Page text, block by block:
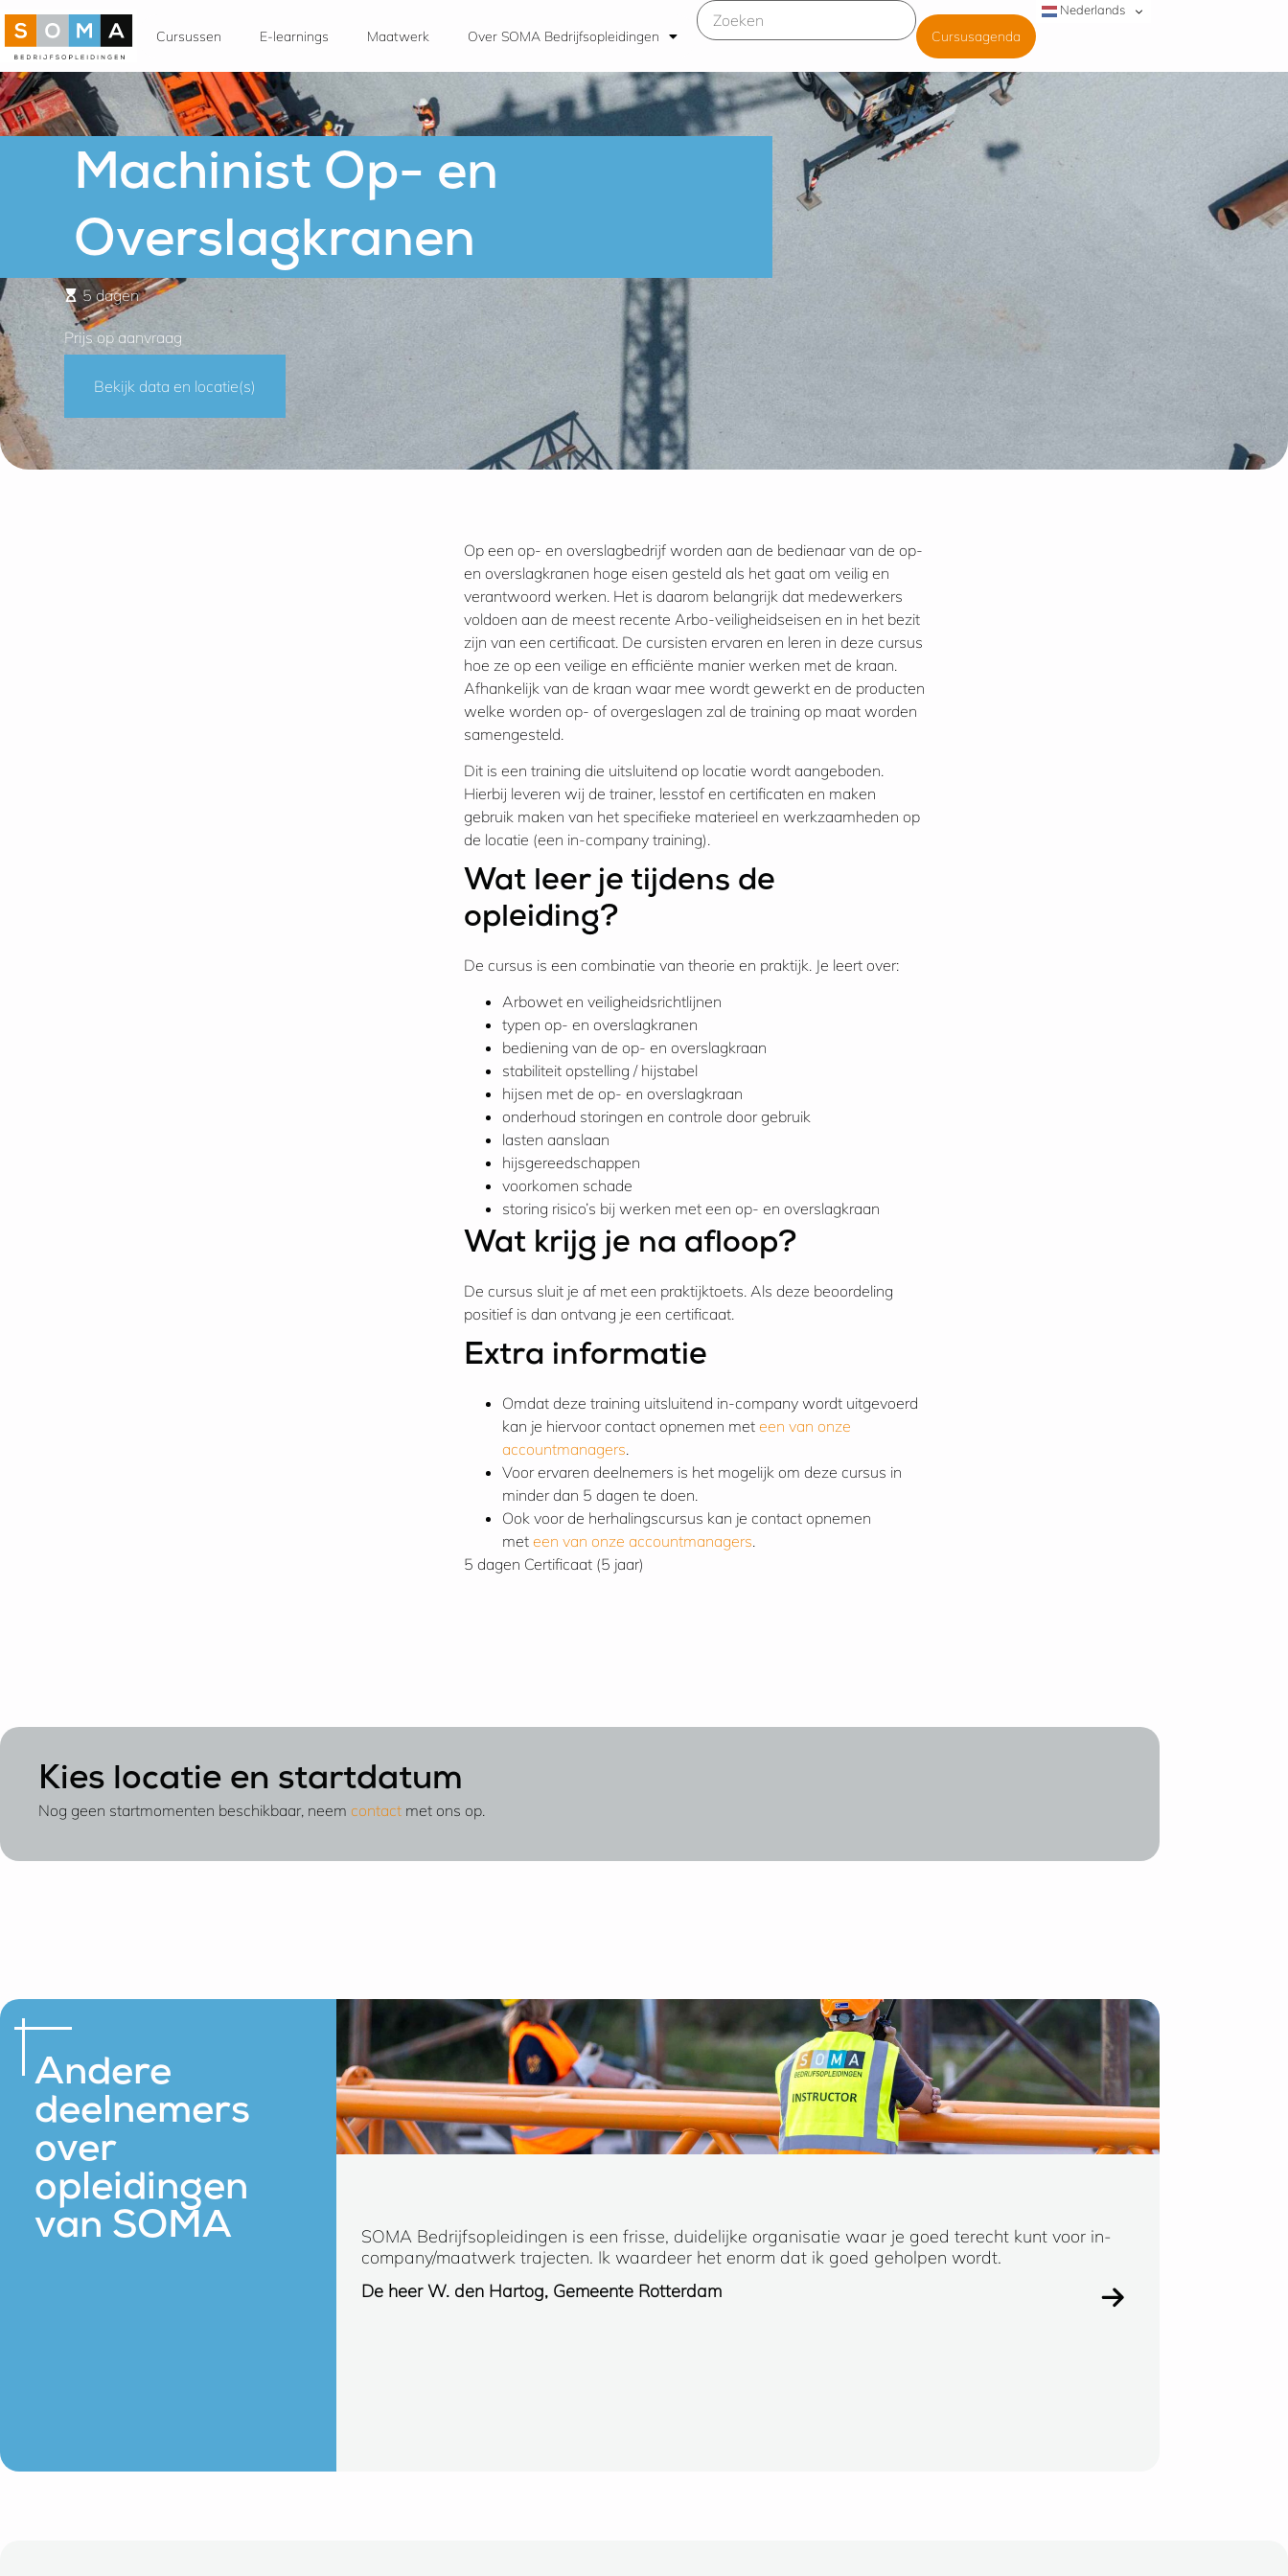
Cursussen E-learnings Maatwerk Over SOMA Bedrijfsopleidingen Cursusagenda
Nederlands
Machinist Op- en
Overslagkranen
5 dagen
Prijs op aanvraag
Bekijk data en locatie(s)
Op een op- en overslagbedrijf worden aan de bedienaar van de op-
en overslagkranen hoge eisen gesteld als het gaat om veilig en
verantwoord werken. Het is daarom belangrijk dat medewerkers
voldoen aan de meest recente Arbo-veiligheidseisen en in het bezit
zijn van een certificaat. De cursisten ervaren en leren in deze cursus
hoe ze op een veilige en efficiënte manier werken met de kraan.
Afhankelijk van de kraan waar mee wordt gewerkt en de producten
welke worden op- of overgeslagen zal de training op maat worden
samengesteld.
Dit is een training die uitsluitend op locatie wordt aangeboden.
Hierbij leveren wij de trainer, lesstof en certificaten en maken
gebruik maken van het specifieke materieel en werkzaamheden op
de locatie (een in-company training).
Wat leer je tijdens de
opleiding?
De cursus is een combinatie van theorie en praktijk. Je leert over:
Arbowet en veiligheidsrichtlijnen
typen op- en overslagkranen
bediening van de op- en overslagkraan
stabiliteit opstelling / hijstabel
hijsen met de op- en overslagkraan
onderhoud storingen en controle door gebruik
lasten aanslaan
hijsgereedschappen
voorkomen schade
storing risico’s bij werken met een op- en overslagkraan
Wat krijg je na afloop?
De cursus sluit je af met een praktijktoets. Als deze beoordeling
positief is dan ontvang je een certificaat.
Extra informatie
Omdat deze training uitsluitend in-company wordt uitgevoerd
kan je hiervoor contact opnemen met een van onze
accountmanagers.
Voor ervaren deelnemers is het mogelijk om deze cursus in
minder dan 5 dagen te doen.
Ook voor de herhalingscursus kan je contact opnemen
met een van onze accountmanagers.
5 dagen Certificaat (5 jaar)
Kies locatie en startdatum
Nog geen startmomenten beschikbaar, neem contact met ons op.
Andere
deelnemers
over
opleidingen
van SOMA
SOMA Bedrijfsopleidingen is een frisse, duidelijke organisatie waar je goed terecht kunt voor in-
company/maatwerk trajecten. Ik waardeer het enorm dat ik goed geholpen wordt.
De heer W. den Hartog, Gemeente Rotterdam